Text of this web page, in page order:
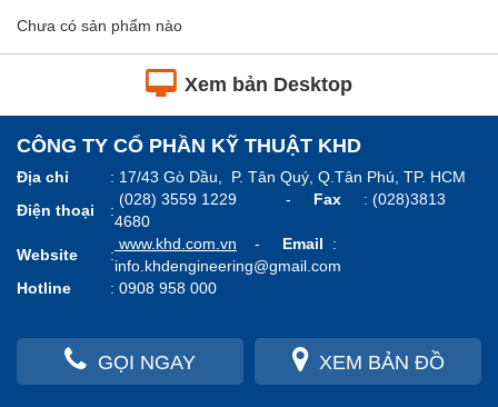
Chưa có sản phẩm nào
Xem bản Desktop
CÔNG TY CỔ PHẦN KỸ THUẬT KHD
Địa chỉ : 17/43 Gò Dầu, P. Tân Quý, Q.Tân Phú, TP. HCM
Điện thoại
:
(028) 3559 1229 - Fax
: (028)3813
4680
Website
:
www.khd.com.vn - Email :
info.khdengineering@gmail.com
Hotline
: 0908 958 000
GỌI NGAY XEM BẢN ĐỒ